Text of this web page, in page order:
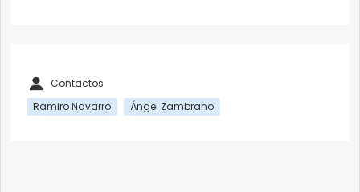
Contactos
Ramiro Navarro
Ángel Zambrano